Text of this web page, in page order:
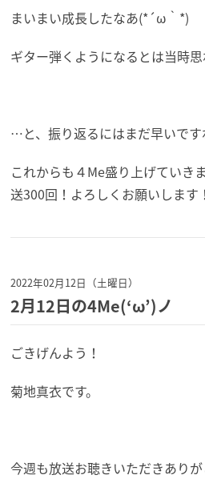
まいまい成長したなあ(*´ω｀*)
ギター弾くようになるとは当時
…と、振り返るにはまだ早いです
これからも４Me盛り上げていき
送300回！よろしくお願いします！
2022年02月12日（土曜日）
2月12日の4Me(‘ω’)ノ
ごきげんよう！
菊地真衣です。
今週も放送お聴きいただきあり